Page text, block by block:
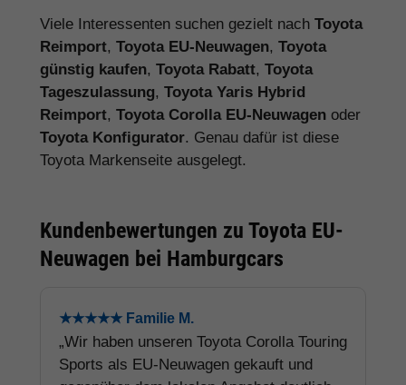
Viele Interessenten suchen gezielt nach Toyota
Reimport, Toyota EU-Neuwagen, Toyota
günstig kaufen, Toyota Rabatt, Toyota
Tageszulassung, Toyota Yaris Hybrid
Reimport, Toyota Corolla EU-Neuwagen oder
Toyota Konfigurator. Genau dafür ist diese
Toyota Markenseite ausgelegt.
Kundenbewertungen zu Toyota EU-
Neuwagen bei Hamburgcars
★★★★★ Familie M.
„Wir haben unseren Toyota Corolla Touring
Sports als EU-Neuwagen gekauft und